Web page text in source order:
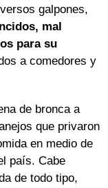
galpones,
mal
para su
a comedores y
de bronca a
que privaron
en medio de
país. Cabe
de todo tipo,